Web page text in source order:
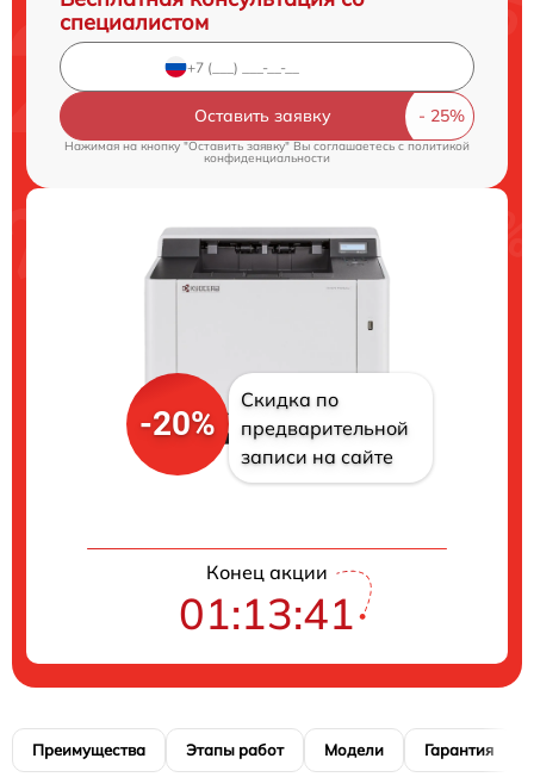
специалистом
Оставить заявку
Нажимая на кнопку "Оставить заявку" Вы соглашаетесь cполитикой
конфиденциальности
-20%
Скидка по
предварительной
записи на сайте
Конец акции
01:13:40
Преимущества Этапы работ Модели Гарантия